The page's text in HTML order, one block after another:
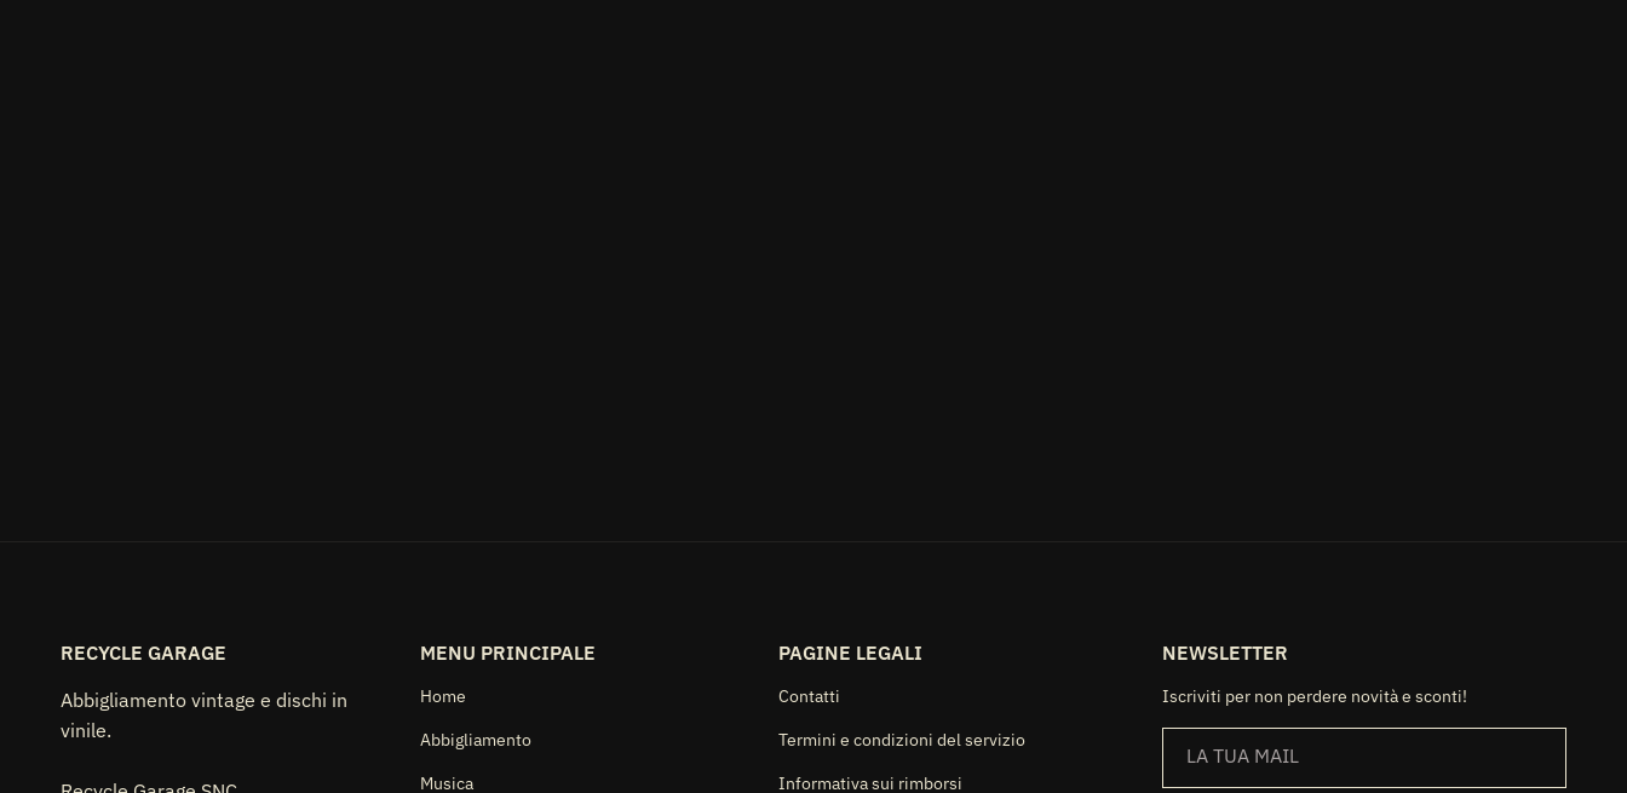
RECYCLE GARAGE
Abbigliamento vintage e dischi in
vinile.
MENU PRINCIPALE
Home
Abbigliamento
Musica
PAGINE LEGALI
Contatti
Termini e condizioni del servizio
Informativa sui rimborsi
NEWSLETTER
Iscriviti per non perdere novità e sconti!
LA TUA MAIL